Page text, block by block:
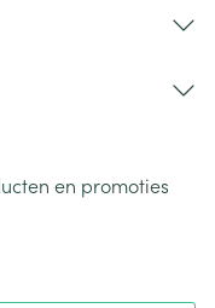
en promoties